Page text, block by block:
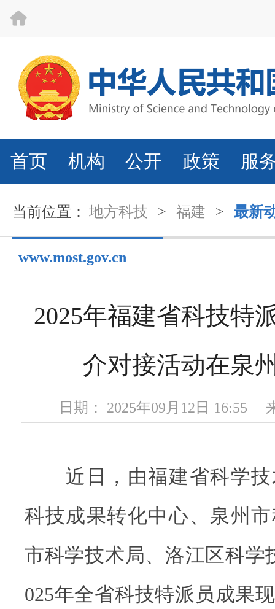
首页 机构 公开 政策 服
当前位置： 地方科技 > 福建 > 最新
www.most.gov.cn
2025年福建省科技特
介对接活动在泉
日期： 2025年09月12日 16:55
近日，由福建省科学技
科技成果转化中心、泉州
市科学技术局、洛江区科学
025年全省科技特派员成果